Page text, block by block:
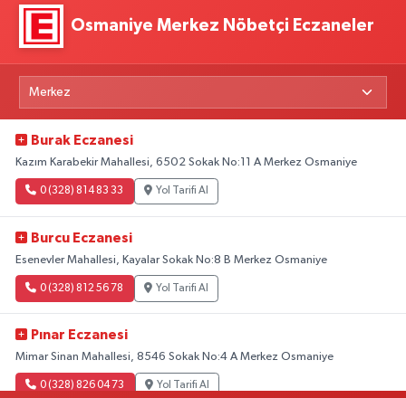
Osmaniye Merkez Nöbetçi Eczaneler
Burak Eczanesi
Kazım Karabekir Mahallesi, 6502 Sokak No:11 A Merkez Osmaniye
0 (328) 814 83 33 Yol Tarifi Al
Burcu Eczanesi
Esenevler Mahallesi, Kayalar Sokak No:8 B Merkez Osmaniye
0 (328) 812 56 78 Yol Tarifi Al
Pınar Eczanesi
Mimar Sinan Mahallesi, 8546 Sokak No:4 A Merkez Osmaniye
0 (328) 826 04 73 Yol Tarifi Al